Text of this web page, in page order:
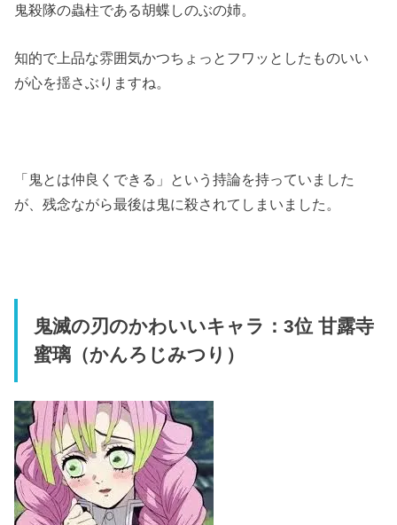
鬼殺隊の蟲柱である胡蝶しのぶの姉。
知的で上品な雰囲気かつちょっとフワッとしたものいい
が心を揺さぶりますね。
「鬼とは仲良くできる」という持論を持っていました
が、残念ながら最後は鬼に殺されてしまいました。
鬼滅の刃のかわいいキャラ：3位 甘露寺
蜜璃（かんろじみつり）